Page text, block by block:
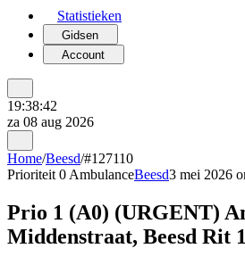
Statistieken
Gidsen
Account
19:38:42
za 08 aug 2026
Home/Beesd/#127110
Prioriteit 0 AmbulanceBeesd3 mei 2026
Prio 1 (A0) (URGENT)
Middenstraat, Beesd Rit